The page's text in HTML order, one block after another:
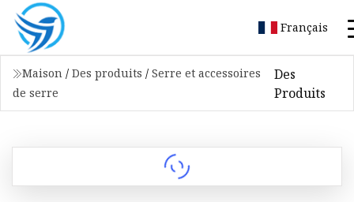
Français
Maison / Des produits / Serre et accessoires
de serre
Des
Produits